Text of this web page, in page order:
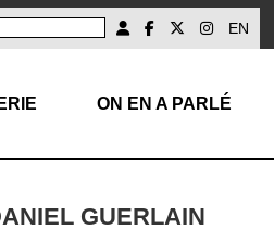
EN
ON EN A PARLÉ
GUERLAIN